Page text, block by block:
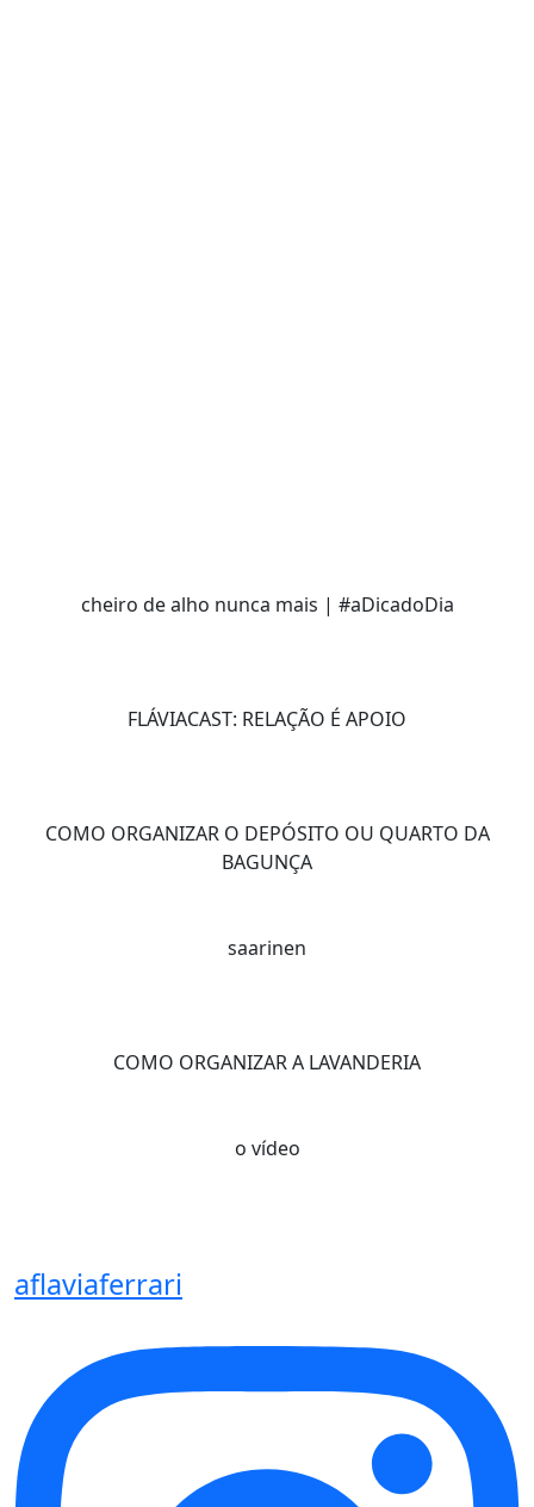
cheiro de alho nunca mais | #aDicadoDia
FLÁVIACAST: RELAÇÃO É APOIO
COMO ORGANIZAR O DEPÓSITO OU QUARTO DA
BAGUNÇA
saarinen
COMO ORGANIZAR A LAVANDERIA
o vídeo
aflaviaferrari